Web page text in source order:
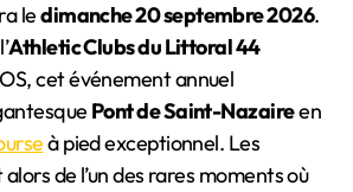
ledimanche 20 septembre 2026.
Athletic Clubs du Littoral 44
cet événement annuel
Pont de Saint-Nazaireen
à pied exceptionnel. Les
de l’un des rares moments où